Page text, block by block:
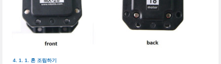
혼 조립하기